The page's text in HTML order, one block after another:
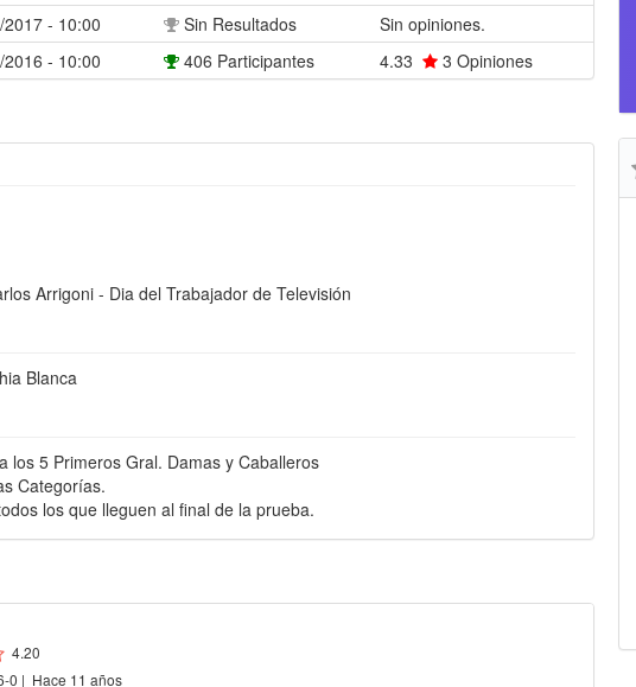
- 10:00 Sin Resultados
Sin opiniones.
2016 - 10:00 406 Participantes 4.33 3 Opiniones
Arrigoni - Dia del Trabajador de Televisión
Blanca
los 5 Primeros Gral. Damas y Caballeros
Categorías.
los que lleguen al final de la prueba.
4.20
0 | Hace 11 años